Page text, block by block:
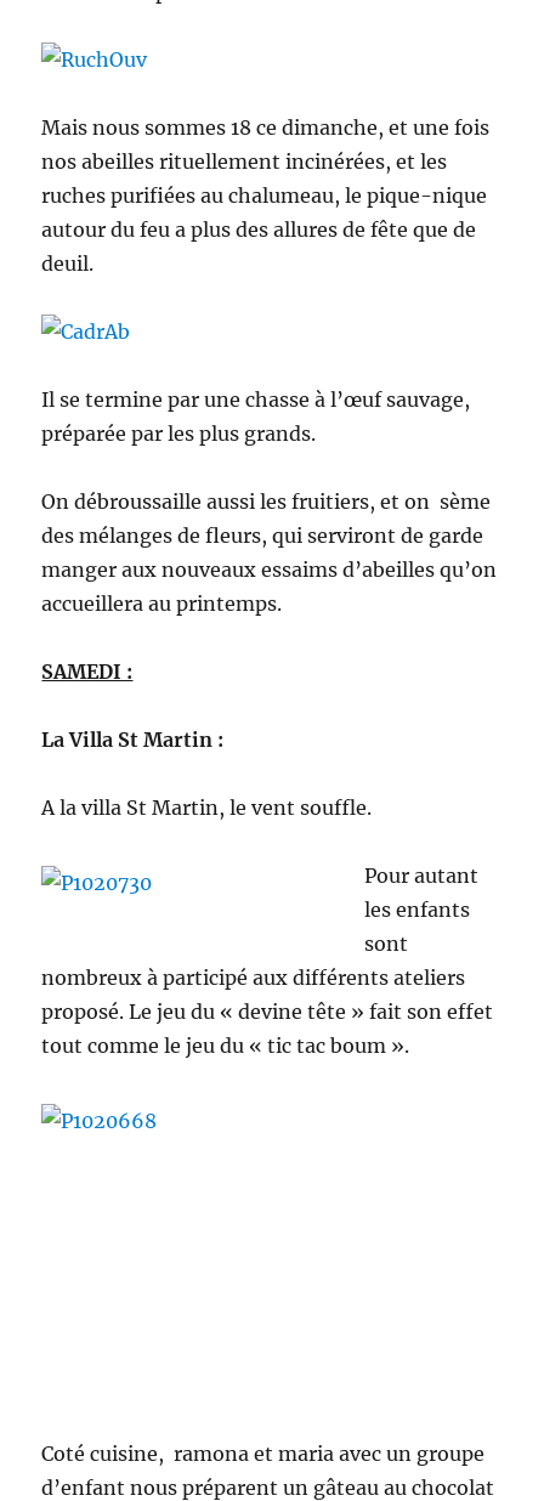
Mais nous sommes 18 ce dimanche, et une fois
nos abeilles rituellement incinérées, et les
ruches purifiées au chalumeau, le pique-nique
autour du feu a plus des allures de fête que de
deuil.
Il se termine par une chasse à l’œuf sauvage,
préparée par les plus grands.
On débroussaille aussi les fruitiers, et on sème
des mélanges de fleurs, qui serviront de garde
manger aux nouveaux essaims d’abeilles qu’on
accueillera au printemps.
SAMEDI :
La Villa St Martin :
A la villa St Martin, le vent souffle.
Pour autant
les enfants
sont
nombreux à participé aux différents ateliers
proposé. Le jeu du « devine tête » fait son effet
tout comme le jeu du « tic tac boum ».
Coté cuisine, ramona et maria avec un groupe
d’enfant nous préparent un gâteau au chocolat